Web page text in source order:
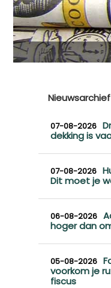
Nieuwsarchief
07-08-2026
dekking is
07-08-2026
Dit moet je
06-08-2026
hoger dan
05-08-2026
voorkom je
fiscus